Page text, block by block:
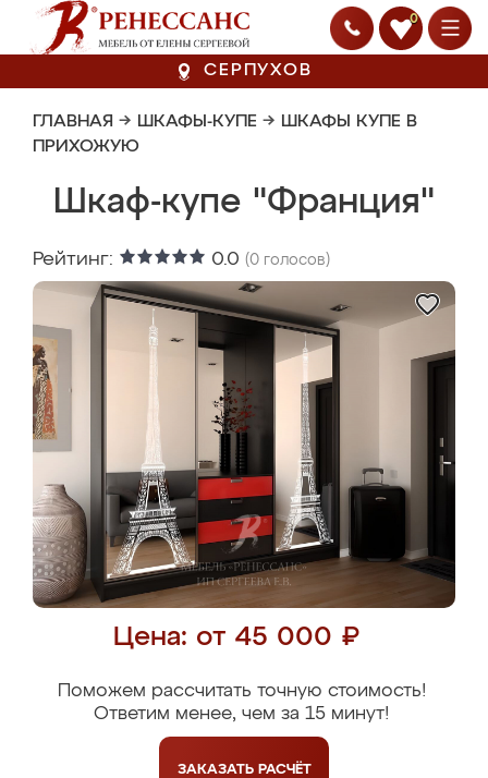
0
СЕРПУХОВ
ГЛАВНАЯ → ШКАФЫ-КУПЕ → ШКАФЫ КУПЕ В
ПРИХОЖУЮ
Шкаф-купе "Франция"
Рейтинг: 0.0 (0 голосов)
Цена: от 45 000 ₽
Поможем рассчитать точную стоимость!
Ответим менее, чем за 15 минут!
ЗАКАЗАТЬ РАСЧЁТ